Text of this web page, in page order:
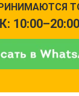
10:00–20:00